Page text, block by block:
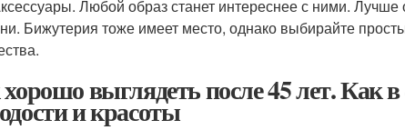
Любой образ станет интереснее с ними.
Бижутерия тоже имеет место, однако выбирайте
выглядеть после 45 лет. Как
и красоты